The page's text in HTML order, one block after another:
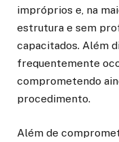
impróprios e, na
estrutura e sem
capacitados. Além
frequentemente
comprometendo
procedimento.
Além de